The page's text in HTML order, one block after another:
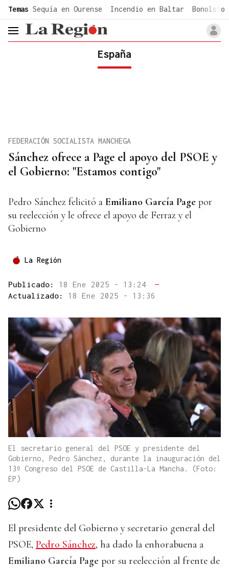
common.go-to-content
Temas Sequía en Ourense Incendio en Baltar Bonoloto
header.menu.open
España
Sánchez ofrece a Page el apoyo del PSOE y
el Gobierno: "Estamos contigo"
FEDERACIÓN SOCIALISTA MANCHEGA
Pedro Sánchez felicitó a Emiliano García Page por
su reelección y le ofrece el apoyo de Ferraz y el
Gobierno
La Región
Publicado: 18 Ene 2025 - 13:24
—
Actualizado: 18 Ene 2025 - 13:36
El secretario general del PSOE y presidente del
Gobierno, Pedro Sánchez, durante la inauguración del
13º Congreso del PSOE de Castilla-La Mancha. (Foto:
EP)
El presidente del Gobierno y secretario general del
PSOE, Pedro Sánchez, ha dado la enhorabuena a
Emiliano García Page por su reelección al frente de